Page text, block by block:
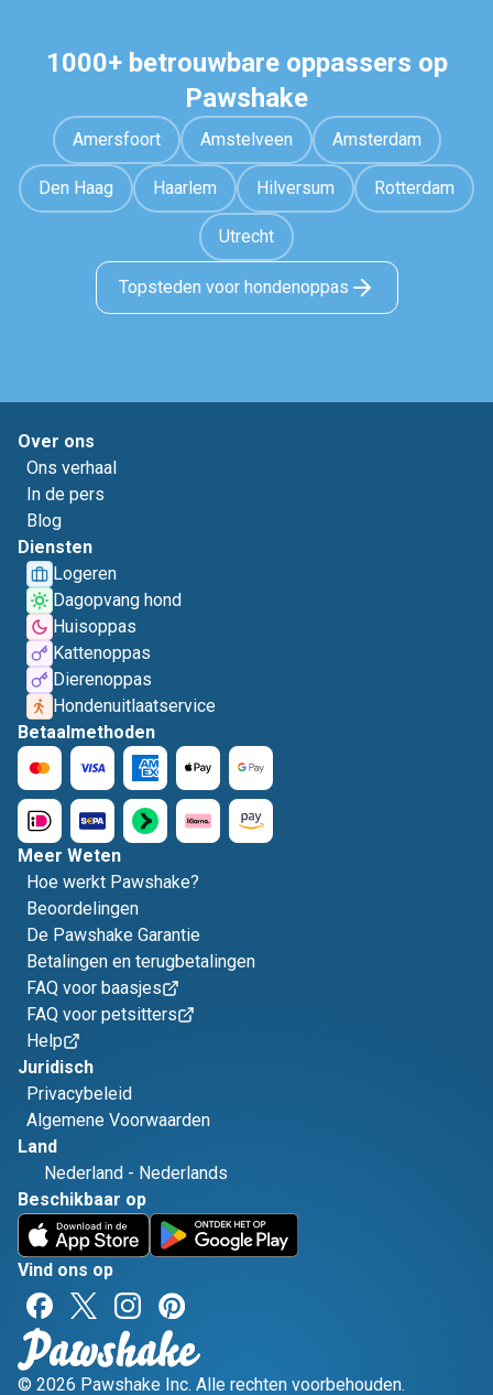
1000+ betrouwbare oppassers op
Pawshake
Amersfoort Amstelveen Amsterdam
Den Haag Haarlem Hilversum Rotterdam
Utrecht
Topsteden voor hondenoppas
Over ons
Ons verhaal
In de pers
Blog
Diensten
Logeren
Dagopvang hond
Huisoppas
Kattenoppas
Dierenoppas
Hondenuitlaatservice
Betaalmethoden
Meer Weten
Hoe werkt Pawshake?
Beoordelingen
De Pawshake Garantie
Betalingen en terugbetalingen
FAQ voor baasjes
FAQ voor petsitters
Help
Juridisch
Privacybeleid
Algemene Voorwaarden
Land
Nederland - Nederlands
Beschikbaar op
Vind ons op
© 2026 Pawshake Inc. Alle rechten voorbehouden.